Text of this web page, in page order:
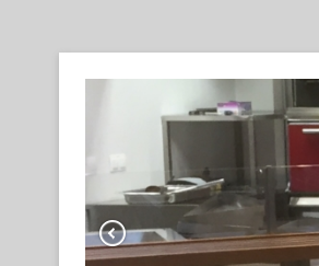
KÖÖGIABI